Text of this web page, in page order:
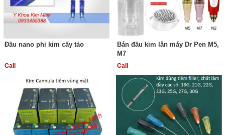
Đầu nano phi kim cấy tảo
Call
Bán đầu kim lăn máy Dr Pen M5,
M7
Call